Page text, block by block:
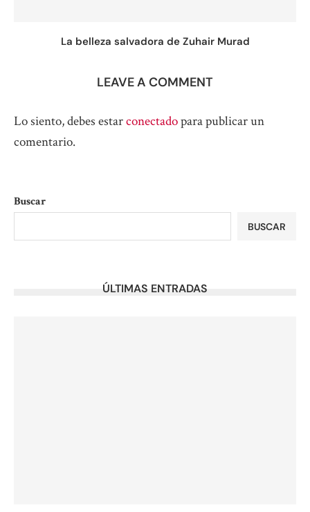
La belleza salvadora de Zuhair Murad
LEAVE A COMMENT
Lo siento, debes estarconectadopara publicar un
comentario.
Buscar
BUSCAR
ÚLTIMAS ENTRADAS